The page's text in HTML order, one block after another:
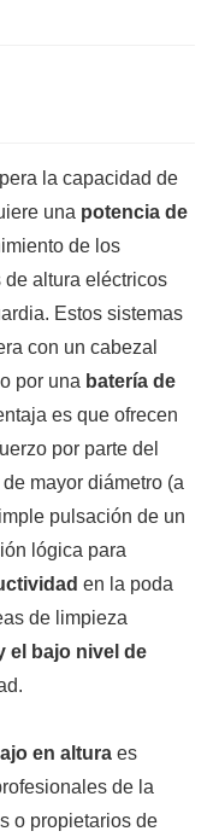
la capacidad de
una potencia de
de los
altura eléctricos
Estos sistemas
con un cabezal
por una batería de
es que ofrecen
por parte del
mayor diámetro (a
pulsación de un
lógica para
en la poda
de limpieza
el bajo nivel de
en altura es
de la
o propietarios de